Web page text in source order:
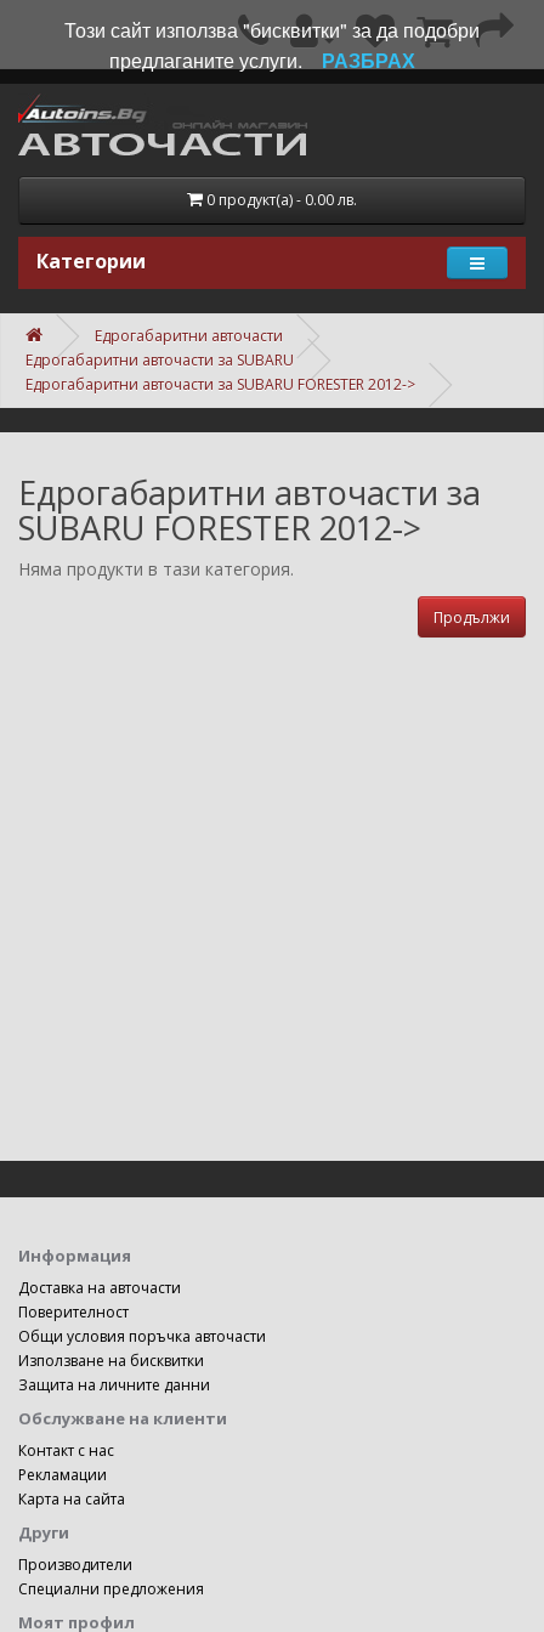
0 продукт(а) - 0.00 лв.
Категории
Едрогабаритни авточасти
Едрогабаритни авточасти за SUBARU
Едрогабаритни авточасти за SUBARU FORESTER 2012->
Едрогабаритни авточасти за
SUBARU FORESTER 2012->
Няма продукти в тази категория.
Продължи
Информация
Доставка на авточасти
Поверителност
Общи условия поръчка авточасти
Използване на бисквитки
Защита на личните данни
Обслужване на клиенти
Контакт с нас
Рекламации
Карта на сайта
Други
Производители
Специални предложения
Моят профил
Този сайт използва "бисквитки" за да подобри
предлаганите услуги.
РАЗБРАХ